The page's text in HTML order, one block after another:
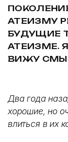
АТЕИЗМУ
БУДУЩИЕ
АТЕИЗМЕ.
ВИЖУ
Два года
хорошие, но
влиться в их